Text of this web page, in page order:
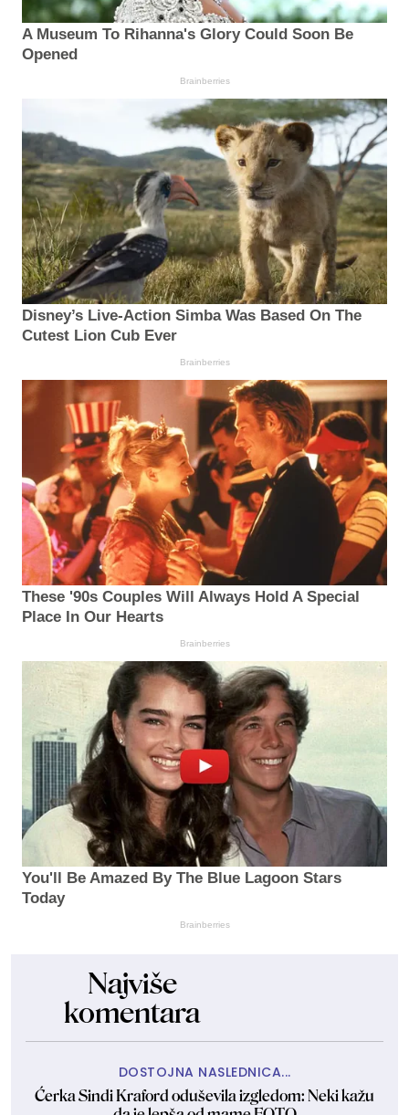
A Museum To Rihanna's Glory Could Soon Be
Opened
Brainberries
Disney’s Live-Action Simba Was Based On The
Cutest Lion Cub Ever
Brainberries
These '90s Couples Will Always Hold A Special
Place In Our Hearts
Brainberries
You'll Be Amazed By The Blue Lagoon Stars
Today
Brainberries
Najviše
komentara
DOSTOJNA NASLEDNICA...
Ćerka Sindi Kraford oduševila izgledom: Neki kažu